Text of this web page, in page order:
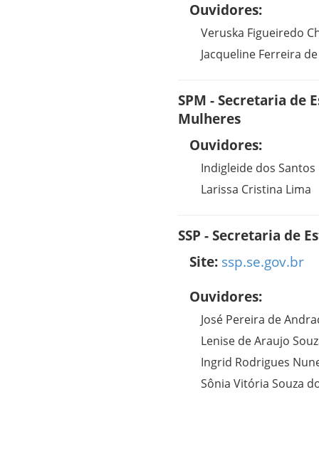
Ouvidores:
Veruska Figueiredo
Jacqueline Ferreira de
SPM - Secretaria de
Mulheres
Ouvidores:
Indigleide dos
Larissa Cristina Lima
SSP - Secretaria de
Site: ssp.se.gov.br
Ouvidores:
José Pereira de
Lenise de Araujo
Ingrid Rodrigues
Sônia Vitória Souza